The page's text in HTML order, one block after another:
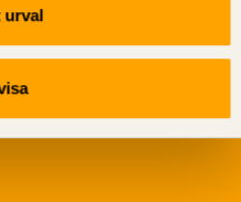
urval
vilket innebär att dina
du ditt samtycke.